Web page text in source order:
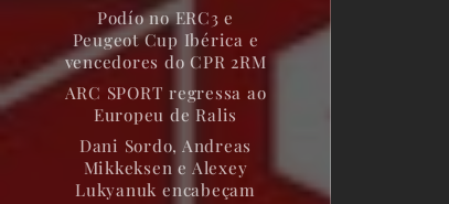
Podío no ERC3 e
Peugeot Cup Ibérica e
vencedores do CPR 2RM
ARC SPORT regressa ao
Europeu de Ralis
Dani Sordo, Andreas
Mikkeksen e Alexey
Lukyanuk encabeçam